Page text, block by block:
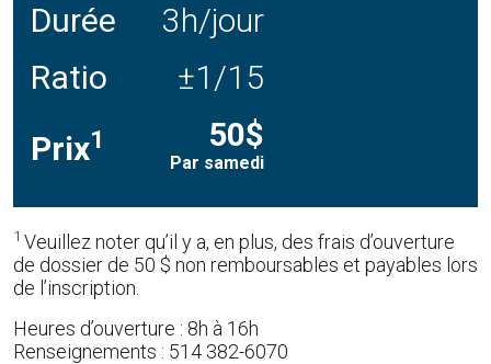
Durée
3h/jour
Ratio
±1/15
Prix1 50$
Par samedi
1 Veuillez noter qu’il y a, en plus, des frais d’ouverture
de dossier de 50 $ non remboursables et payables lors
de l’inscription.
Heures d’ouverture : 8h à 16h
Renseignements : 514 382-6070